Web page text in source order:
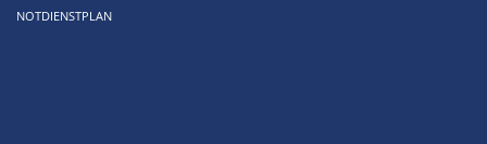
NOTDIENSTPLAN